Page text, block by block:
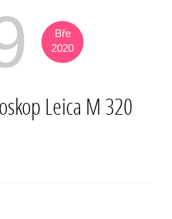
Bře
2020
Leica M 320